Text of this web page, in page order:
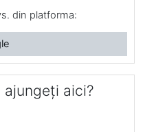
din platforma:
aici?